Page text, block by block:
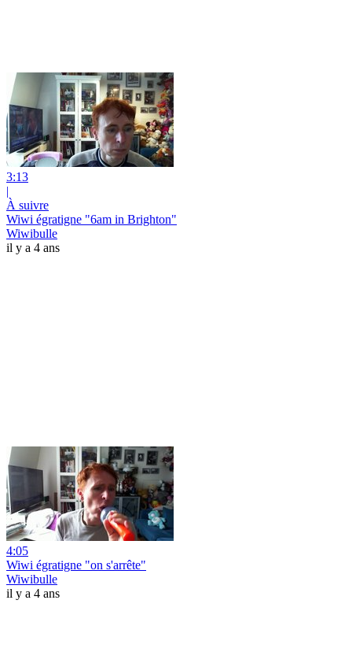
3:13
|
À suivre
Wiwi égratigne "6am in Brighton"
Wiwibulle
il y a 4 ans
4:05
Wiwi égratigne "on s'arrête"
Wiwibulle
il y a 4 ans